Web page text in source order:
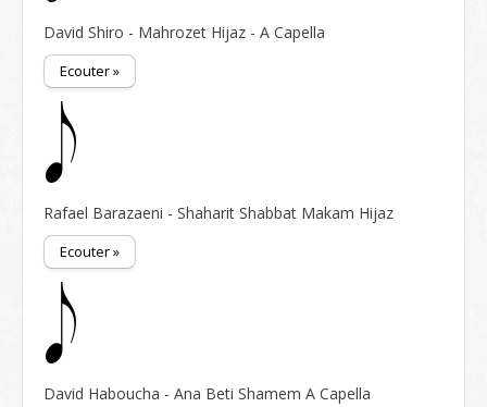
David Shiro - Mahrozet Hijaz - A Capella
Ecouter »
Rafael Barazaeni - Shaharit Shabbat Makam Hijaz
Ecouter »
David Haboucha - Ana Beti Shamem A Capella